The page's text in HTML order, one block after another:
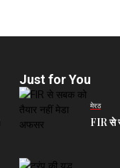
Just for You
मेरठ
FIR से